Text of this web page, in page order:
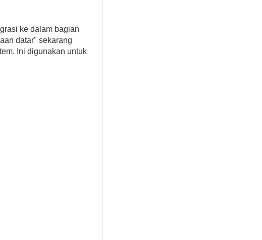
ke dalam bagian
datar" sekarang
Ini digunakan untuk